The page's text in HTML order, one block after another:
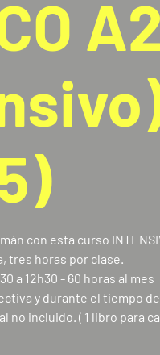
A2
con esta curso
tres horas por clase.
a 12h30 - 60 horas al mes
y durante el tiempo
no incluido. ( 1 libro para